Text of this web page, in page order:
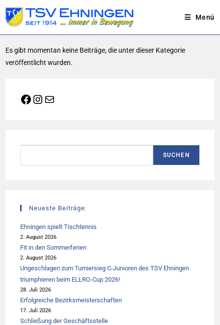
Inhalt
springen
Menü
Es gibt momentan keine Beiträge, die unter dieser Kategorie
veröffentlicht wurden.
Facebook
Instagram
E-Mail
SUCHEN
Neueste Beiträge:
Ehningen spielt Tischtennis
2. August 2026
Fit in den Sommerferien
2. August 2026
Ungeschlagen zum Turniersieg C-Junioren des TSV Ehningen
triumphieren beim ELLRO-Cup 2026!
28. Juli 2026
Erfolgreiche Bezirksmeisterschaften
17. Juli 2026
Schließung der Geschäftsstelle